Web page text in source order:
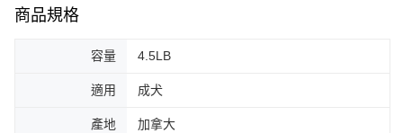
商品規格
容量 4.5LB
適用 成犬
產地 加拿大